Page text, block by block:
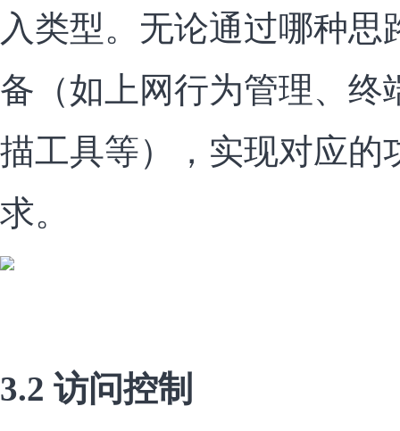
入类型。无论通过哪种
备（如上网行为管理、终
描工具等），实现对应的
求。
3.2 访问控制